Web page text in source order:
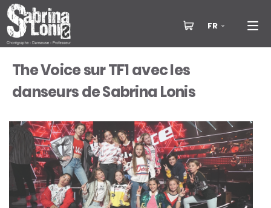
FR
The Voice sur TF1 avec les
danseurs de Sabrina Lonis